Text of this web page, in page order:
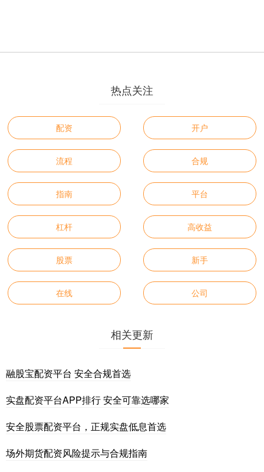
热点关注
配资 开户
流程 合规
指南 平台
杠杆 高收益
股票 新手
在线 公司
相关更新
融股宝配资平台 安全合规首选
实盘配资平台APP排行 安全可靠选哪家
安全股票配资平台，正规实盘低息首选
场外期货配资风险提示与合规指南